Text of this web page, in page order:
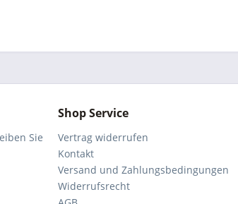
Sie
Shop Service
Vertrag widerrufen
Kontakt
Versand und Zahlungsbedingungen
Widerrufsrecht